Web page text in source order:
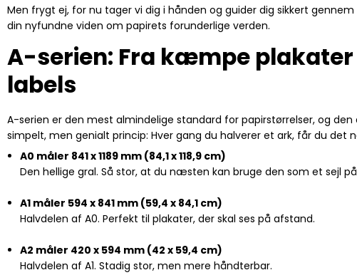
Men frygt ej, for nu tager vi dig i hånden og guider dig sikkert
din nyfundne viden om papirets forunderlige verden.
A-serien: Fra kæmpe
labels
A-serien er den mest almindelige standard for papirstørrelser, og
simpelt, men genialt princip: Hver gang du halverer et ark, får du
A0 måler 841 x 1189 mm (84,1 x 118,9 cm)
Den hellige gral. Så stor, at du næsten kan bruge den som et sejl
A1 måler 594 x 841 mm (59,4 x 84,1 cm)
Halvdelen af A0. Perfekt til plakater, der skal ses på afstand.
A2 måler 420 x 594 mm (42 x 59,4 cm)
Halvdelen af A1. Stadig stor, men mere håndterbar.